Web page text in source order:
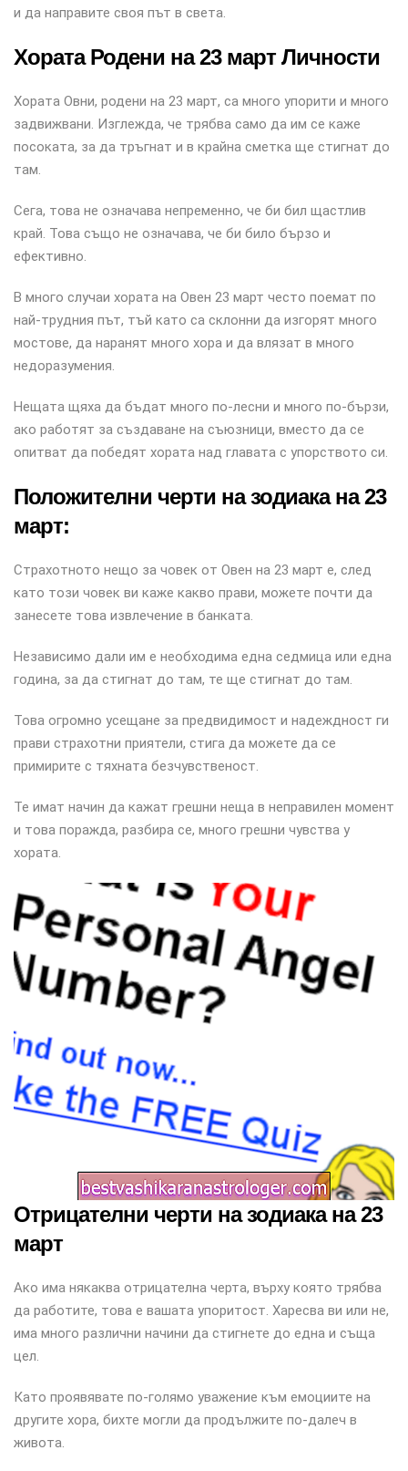
и да направите своя път в света.
Хората Родени на 23 март Личности
Хората Овни, родени на 23 март, са много упорити и много
задвижвани. Изглежда, че трябва само да им се каже
посоката, за да тръгнат и в крайна сметка ще стигнат до
там.
Сега, това не означава непременно, че би бил щастлив
край. Това също не означава, че би било бързо и
ефективно.
В много случаи хората на Овен 23 март често поемат по
най-трудния път, тъй като са склонни да изгорят много
мостове, да наранят много хора и да влязат в много
недоразумения.
Нещата щяха да бъдат много по-лесни и много по-бързи,
ако работят за създаване на съюзници, вместо да се
опитват да победят хората над главата с упорството си.
Положителни черти на зодиака на 23
март:
Страхотното нещо за човек от Овен на 23 март е, след
като този човек ви каже какво прави, можете почти да
занесете това извлечение в банката.
Независимо дали им е необходима една седмица или една
година, за да стигнат до там, те ще стигнат до там.
Това огромно усещане за предвидимост и надеждност ги
прави страхотни приятели, стига да можете да се
примирите с тяхната безчувственост.
Те имат начин да кажат грешни неща в неправилен момент
и това поражда, разбира се, много грешни чувства у
хората.
Отрицателни черти на зодиака на 23
март
Ако има някаква отрицателна черта, върху която трябва
да работите, това е вашата упоритост. Харесва ви или не,
има много различни начини да стигнете до една и съща
цел.
Като проявявате по-голямо уважение към емоциите на
другите хора, бихте могли да продължите по-далеч в
живота.